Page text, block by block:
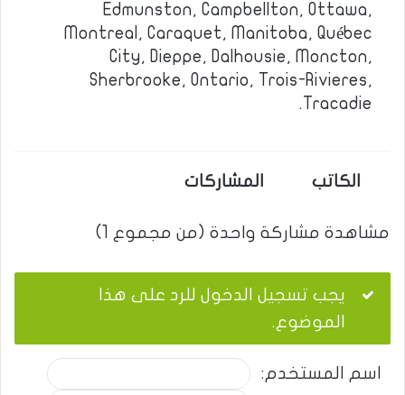
Edmunston, Campbellton, Ottawa,
Montreal, Caraquet, Manitoba, Québec
City, Dieppe, Dalhousie, Moncton,
Sherbrooke, Ontario, Trois-Rivieres,
Tracadie.
الكاتب المشاركات
مشاهدة مشاركة واحدة (من مجموع 1)
يجب تسجيل الدخول للرد على هذا
الموضوع.
اسم المستخدم: